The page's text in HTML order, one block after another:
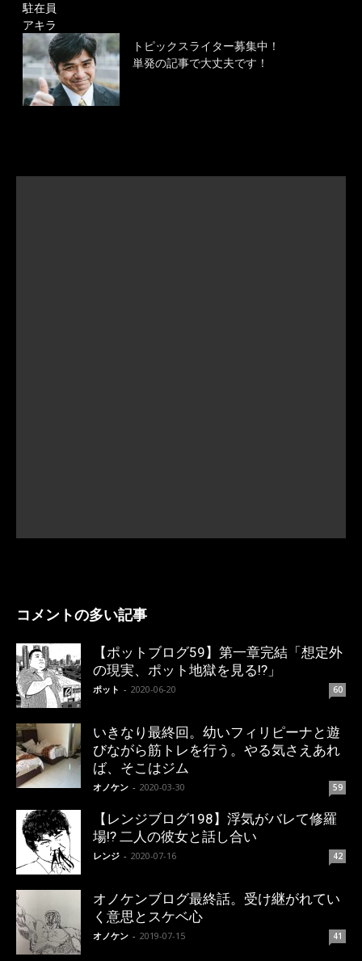
駐在員
アキラ
トピックスライター募集中！
単発の記事で大丈夫です！
コメントの多い記事
【ポットブログ59】第一章完結「想定外
の現実、ポット地獄を見る!?」
ポット - 2020-06-20 60
いきなり最終回。幼いフィリピーナと遊
びながら筋トレを行う。やる気さえあれ
ば、そこはジム
オノケン - 2020-03-30 59
【レンジブログ198】浮気がバレて修羅
場!? 二人の彼女と話し合い
レンジ - 2020-07-16 42
オノケンブログ最終話。受け継がれてい
く意思とスケベ心
オノケン - 2019-07-15 41